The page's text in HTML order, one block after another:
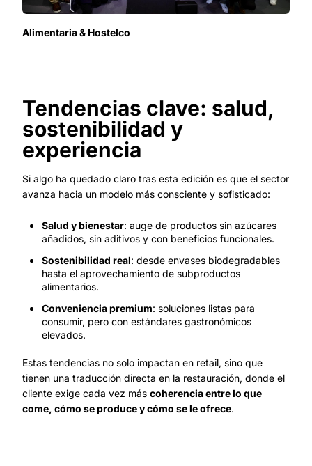
Alimentaria & Hostelco
Tendencias clave: salud,
sostenibilidad y
experiencia
Si algo ha quedado claro tras esta edición es que el sector
avanza hacia un modelo más consciente y sofisticado:
Salud y bienestar: auge de productos sin azúcares
añadidos, sin aditivos y con beneficios funcionales.
Sostenibilidad real: desde envases biodegradables
hasta el aprovechamiento de subproductos
alimentarios.
Conveniencia premium: soluciones listas para
consumir, pero con estándares gastronómicos
elevados.
Estas tendencias no solo impactan en retail, sino que
tienen una traducción directa en la restauración, donde el
cliente exige cada vez más coherencia entre lo que
come, cómo se produce y cómo se le ofrece.